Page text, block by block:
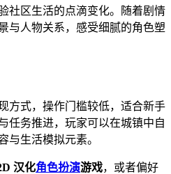
社区生活的点滴变化。随着剧情
与人物关系，感受细腻的角色塑
方式，操作门槛较低，适合新手
任务推进，玩家可以在城镇中自
与生活模拟元素。
汉化角色扮演游戏，或者偏好